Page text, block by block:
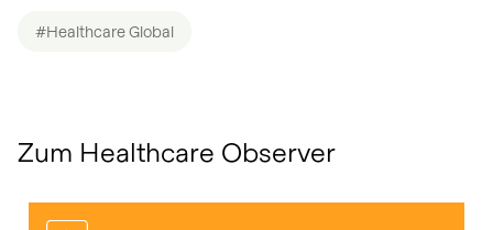
#Healthcare Global
Zum Healthcare Observer